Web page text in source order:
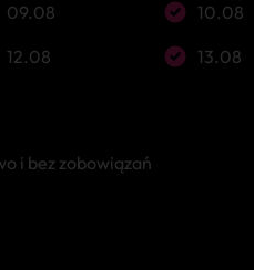
09.08
10.08
12.08 13.08
i bez zobowiązań